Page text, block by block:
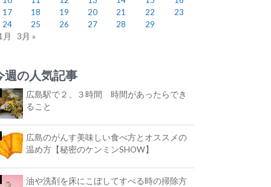
17
18 19 20 21 22
23
24
25 26 27 28
29
月
3月 »
週の人気記事
広島駅で２、３時間 時間があったらでき
ること
広島のがんす美味しい食べ方とオススメの
温め方【秘密のケンミンSHOW】
油や洗剤を床にこぼしてすべる時の掃除方